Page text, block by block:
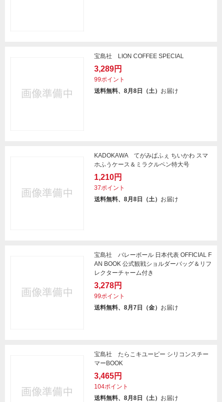
宝島社 LION COFFEE SPECIAL
3,289円
99ポイント
送料無料、8月8日（土） お届け
KADOKAWA てがみぱふぇ ちいかわ スマ
ホふうケース＆ミラクルペン特大号
1,210円
37ポイント
送料無料、8月8日（土） お届け
宝島社 バレーボール 日本代表 OFFICIAL F
AN BOOK 公式観戦ショルダーバッグ＆リフ
レクターチャーム付き
3,278円
99ポイント
送料無料、8月7日（金） お届け
宝島社 たらこキユーピー シリコンスチー
マーBOOK
3,465円
104ポイント
送料無料、8月8日（土） お届け